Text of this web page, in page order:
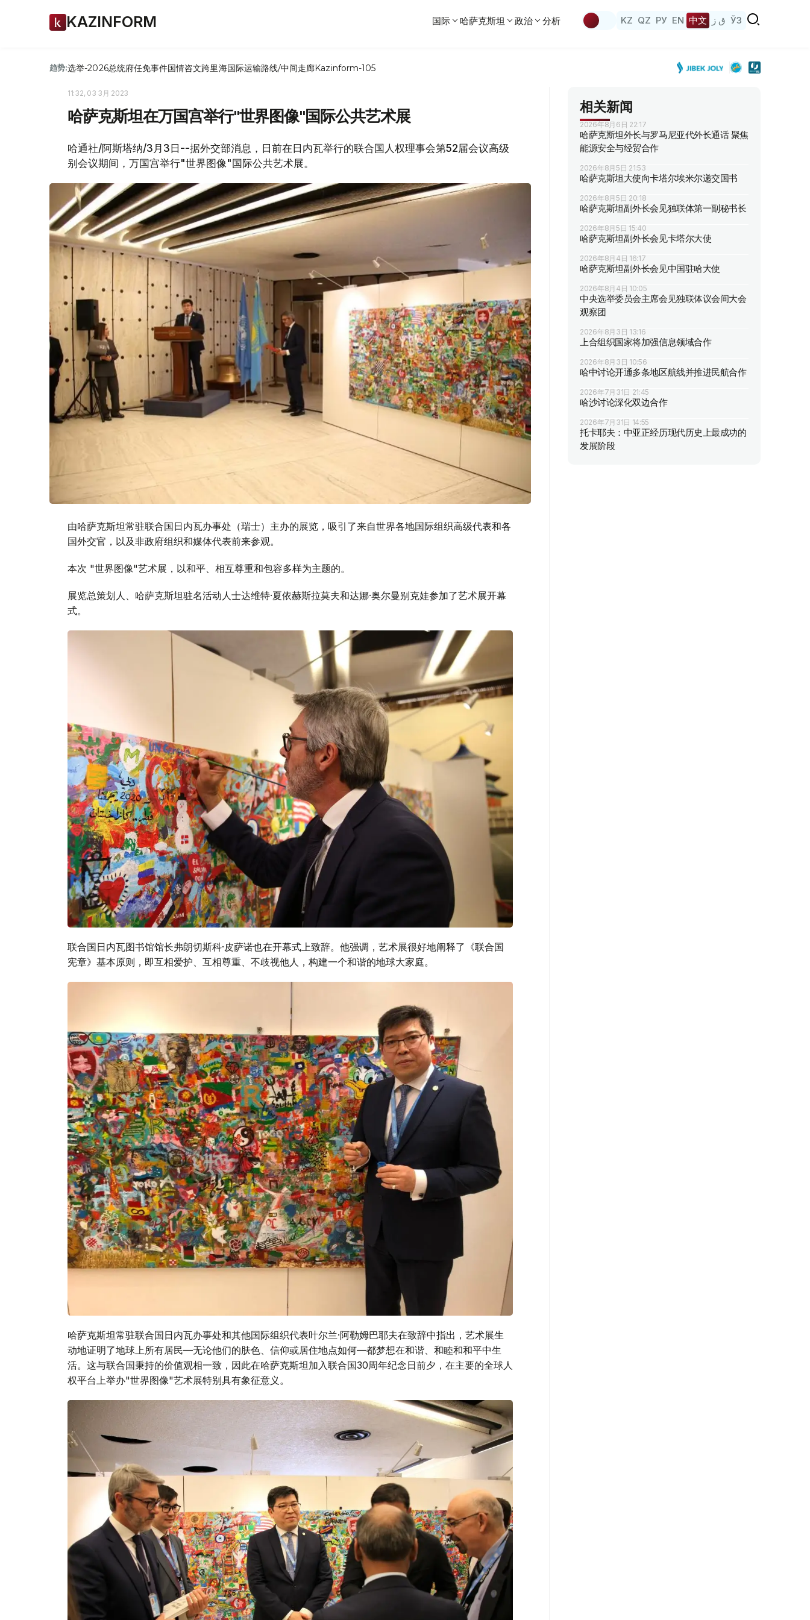
KAZINFORM 国际 哈萨克斯坦 政治 分析 KZ QZ РУ EN 中文 ق ز ЎЗ
趋势:选举-2026总统府任免事件国情咨文跨里海国际运输路线/中间走廊Kazinform-105
11:32, 03 3月 2023
哈萨克斯坦在万国宫举行"世界图像"国际公共艺术展
哈通社/阿斯塔纳/3月3日--据外交部消息，日前在日内瓦举行的联合国人权理事会第52届会议高级
别会议期间，万国宫举行"世界图像"国际公共艺术展。
由哈萨克斯坦常驻联合国日内瓦办事处（瑞士）主办的展览，吸引了来自世界各地国际组织高级代表和各
国外交官，以及非政府组织和媒体代表前来参观。
本次 "世界图像"艺术展，以和平、相互尊重和包容多样为主题的。
展览总策划人、哈萨克斯坦驻名活动人士达维特·夏依赫斯拉莫夫和达娜·奥尔曼别克娃参加了艺术展开幕
式。
联合国日内瓦图书馆馆长弗朗切斯科·皮萨诺也在开幕式上致辞。他强调，艺术展很好地阐释了《联合国
宪章》基本原则，即互相爱护、互相尊重、不歧视他人，构建一个和谐的地球大家庭。
哈萨克斯坦常驻联合国日内瓦办事处和其他国际组织代表叶尔兰·阿勒姆巴耶夫在致辞中指出，艺术展生
动地证明了地球上所有居民—无论他们的肤色、信仰或居住地点如何—都梦想在和谐、和睦和和平中生
活。这与联合国秉持的价值观相一致，因此在哈萨克斯坦加入联合国30周年纪念日前夕，在主要的全球人
权平台上举办"世界图像"艺术展特别具有象征意义。
相关新闻
2026年8月6日 22:17
哈萨克斯坦外长与罗马尼亚代外长通话 聚焦
能源安全与经贸合作
2026年8月5日 21:53
哈萨克斯坦大使向卡塔尔埃米尔递交国书
2026年8月5日 20:18
哈萨克斯坦副外长会见独联体第一副秘书长
2026年8月5日 15:40
哈萨克斯坦副外长会见卡塔尔大使
2026年8月4日 16:17
哈萨克斯坦副外长会见中国驻哈大使
2026年8月4日 10:05
中央选举委员会主席会见独联体议会间大会
观察团
2026年8月3日 13:16
上合组织国家将加强信息领域合作
2026年8月3日 10:56
哈中讨论开通多条地区航线并推进民航合作
2026年7月31日 21:45
哈沙讨论深化双边合作
2026年7月31日 14:55
托卡耶夫：中亚正经历现代历史上最成功的
发展阶段